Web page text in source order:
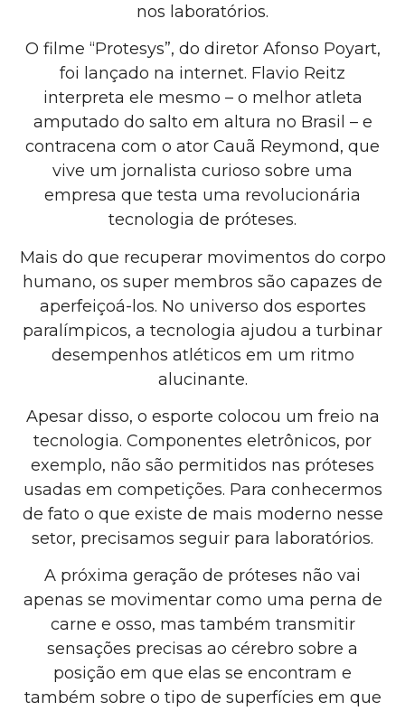
nos laboratórios.
O filme “Protesys”, do diretor Afonso Poyart,
foi lançado na internet. Flavio Reitz
interpreta ele mesmo – o melhor atleta
amputado do salto em altura no Brasil – e
contracena com o ator Cauã Reymond, que
vive um jornalista curioso sobre uma
empresa que testa uma revolucionária
tecnologia de próteses.
Mais do que recuperar movimentos do corpo
humano, os super membros são capazes de
aperfeiçoá-los. No universo dos esportes
paralímpicos, a tecnologia ajudou a turbinar
desempenhos atléticos em um ritmo
alucinante.
Apesar disso, o esporte colocou um freio na
tecnologia. Componentes eletrônicos, por
exemplo, não são permitidos nas próteses
usadas em competições. Para conhecermos
de fato o que existe de mais moderno nesse
setor, precisamos seguir para laboratórios.
A próxima geração de próteses não vai
apenas se movimentar como uma perna de
carne e osso, mas também transmitir
sensações precisas ao cérebro sobre a
posição em que elas se encontram e
também sobre o tipo de superfícies em que